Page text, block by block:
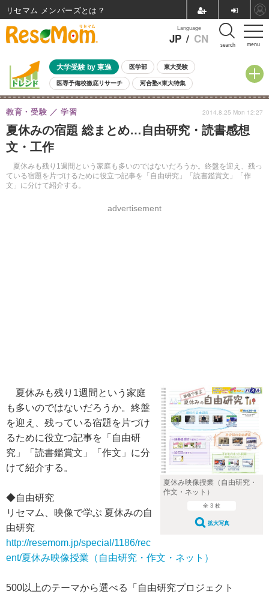
menu
Language
JP / CN search
大学受験 by 東進 医学部 東大受験
医専予備校徹底リサーチ 河合塾×東大特集
親子で考える大学選び 高校受験 中学受験 小学校受験
共通テスト 夏休み
8月開催イベント・WS 全国公立高校 過去問 人気記事
自由研究教材（小学生向け）
夏休みの宿題 総まとめ…自由研究・読書感想
文・工作
夏休みも残り1週間という家庭も多いのではないだろうか。終盤を迎え、残っ
ている宿題を片づけるために役立つ記事を「自由研究」「読書鑑賞文」「作
文」に分けて紹介する。
教育・受験 学習
advertisement
2014.8.25 Mon 12:27
夏休み映像授業（自由研究・
作文・ネット）
全 3 枚
拡大写真
夏休みも残り1週間という家庭
も多いのではないだろうか。終盤
を迎え、残っている宿題を片づけ
るために役立つ記事を「自由研
究」「読書鑑賞文」「作文」に分
けて紹介する。
◆自由研究
リセマム、映像で学ぶ 夏休みの自
由研究
http://resemom.jp/special/1186/rec
ent/夏休み映像授業（自由研究・作文・ネット）
500以上のテーマから選べる「自由研究プロジェクト
リセマム メンバーズ